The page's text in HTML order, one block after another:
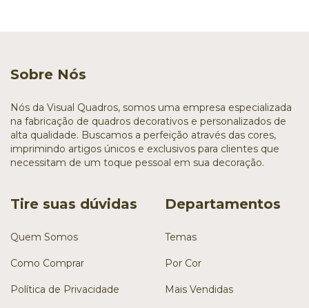
Sobre Nós
Nós da Visual Quadros, somos uma empresa especializada
na fabricação de quadros decorativos e personalizados de
alta qualidade. Buscamos a perfeição através das cores,
imprimindo artigos únicos e exclusivos para clientes que
necessitam de um toque pessoal em sua decoração.
Tire suas dúvidas
Quem Somos
Como Comprar
Política de Privacidade
Departamentos
Temas
Por Cor
Mais Vendidas